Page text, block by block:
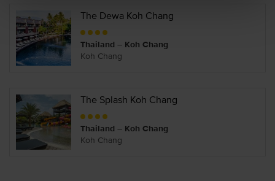
The Dewa Koh Chang
Thailand – Koh Chang
Koh Chang
The Splash Koh Chang
Thailand – Koh Chang
Koh Chang